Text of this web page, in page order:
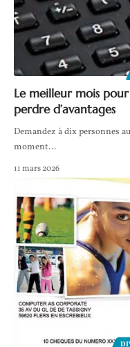
Le meilleur mois
perdre d’avantages
Demandez à dix personnes
moment…
11 mars 2026